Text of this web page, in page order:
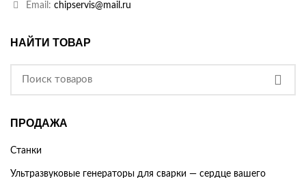
Email: chipservis@mail.ru
НАЙТИ ТОВАР
ПРОДАЖА
Станки
Ультразвуковые генераторы для сварки — сердце вашего